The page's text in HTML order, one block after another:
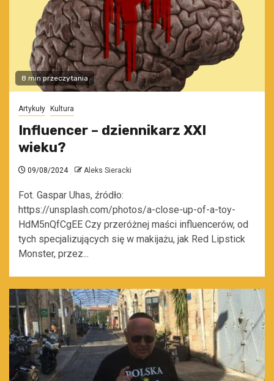
8 min przeczytania
Artykuły Kultura
Influencer – dziennikarz XXI
wieku?
09/08/2024 Aleks Sieracki
Fot. Gaspar Uhas, źródło:
https://unsplash.com/photos/a-close-up-of-a-toy-
HdM5nQfCgEE Czy przeróżnej maści influencerów, od
tych specjalizujących się w makijażu, jak Red Lipstick
Monster, przez...